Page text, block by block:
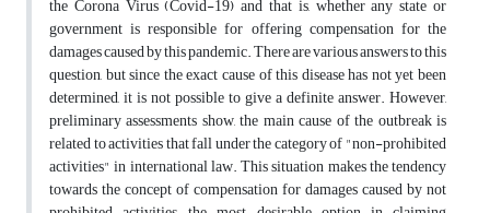
the Corona Virus (Covid-19) and that is, whether any state or
government is responsible for offering compensation for the
damages caused by this pandemic. There are various answers to this
question, but since the exact cause of this disease has not yet been
determined, it is not possible to give a definite answer. However,
preliminary assessments show, the main cause of the outbreak is
related to activities that fall under the category of "non-prohibited
activities" in international law. This situation makes the tendency
towards the concept of compensation for damages caused by not